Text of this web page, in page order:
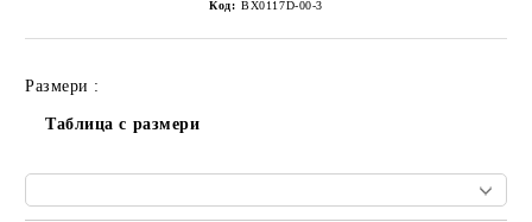
Код: BX0117D-00-3
Размери :
Таблица с размери